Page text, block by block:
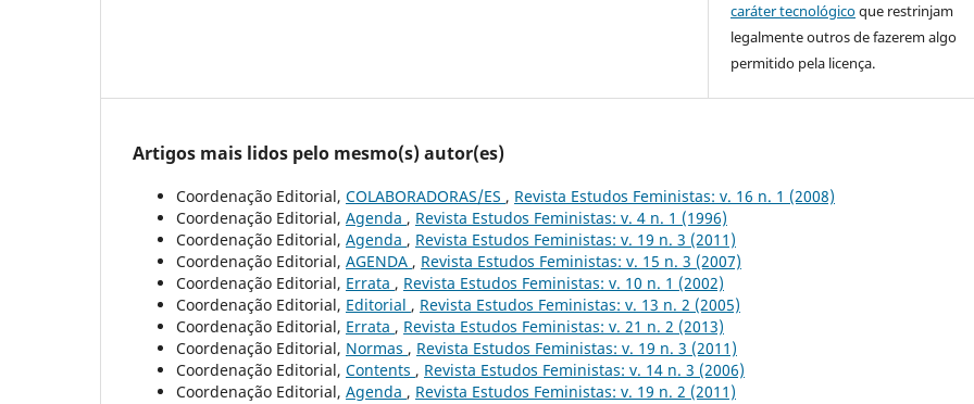
caráter tecnológicoque restrinjam
legalmente outros de fazerem algo
permitido pela licença.
Artigos mais lidos pelo mesmo(s) autor(es)
Coordenação Editorial, COLABORADORAS/ES , Revista Estudos Feministas: v. 16 n. 1 (2008)
Coordenação Editorial, Agenda , Revista Estudos Feministas: v. 4 n. 1 (1996)
Coordenação Editorial, Agenda , Revista Estudos Feministas: v. 19 n. 3 (2011)
Coordenação Editorial, AGENDA , Revista Estudos Feministas: v. 15 n. 3 (2007)
Coordenação Editorial, Errata , Revista Estudos Feministas: v. 10 n. 1 (2002)
Coordenação Editorial, Editorial , Revista Estudos Feministas: v. 13 n. 2 (2005)
Coordenação Editorial, Errata , Revista Estudos Feministas: v. 21 n. 2 (2013)
Coordenação Editorial, Normas , Revista Estudos Feministas: v. 19 n. 3 (2011)
Coordenação Editorial, Contents , Revista Estudos Feministas: v. 14 n. 3 (2006)
Coordenação Editorial, Agenda , Revista Estudos Feministas: v. 19 n. 2 (2011)